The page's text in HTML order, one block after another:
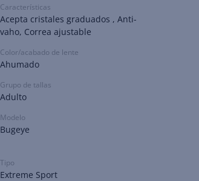
Características
Acepta cristales graduados , Anti-
vaho, Correa ajustable
Color/acabado de lente
Ahumado
Grupo de tallas
Adulto
Modelo
Bugeye
Tipo
Extreme Sport